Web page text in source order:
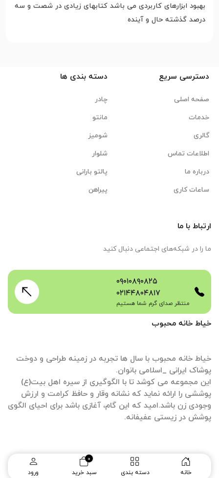
خانه دسته بندی سبد خرید
0
ورود
بهبود ابزارهای کاربردی می باشد کتابهای زیادی در شصت و سه
درصد گذشته حال و آینده
خیاط خانه محبوب
خیاط خانه محبوب با سال ها تجربه در زمینه طراحی و دوخت
این مجموعه می کوشد تا با الگوگیری از سیره اهل بیت(ع)
پوششی را ارائه نماید که نشانه وقار و حافظ کرامت و ارزش
وجودی زن باشد.امید که این گام، آغازی باشد برای احیای الگوی
پوشش در زیستی عفیفانه.
دسترسی سریع
صفحه اصلی
خدمات
گالری
اطلاعات تماس
درباره ما
ساعات کاری
دسته بندی ها
چادر
مانتو
شومیز
شلوار
پالتو بارانی
پیراهن
ارتباط با ما
ما را در شبکه‌های اجتماعی دنبال کنید
۰۹۰۱۰۸۹۰۸۲۵
۰۲۱۴۴۸۰۴۸۱۷
منتظر صدای گرم شما هستیم
طراحی سایت سئو سایت